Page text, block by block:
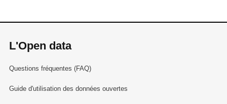
L'Open data
Questions fréquentes (FAQ)
Guide d'utilisation des données ouvertes